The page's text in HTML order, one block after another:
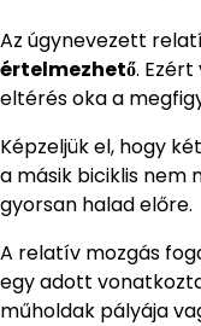
Az úgynevezett
értelmezhető.
eltérés oka a
Képzeljük el, hogy
a másik biciklis nem
gyorsan halad előre.
A relatív mozgás
egy adott
műholdak pályája